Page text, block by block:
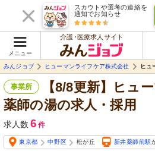
スカウトや選考の連絡を
通知でお知らせ
メニュー
介護･医療求人サイト
みんジョブ
ヒューマンライフケア株式会社 ヒュ
事業所
【8/8更新】ヒュ
薬師の湯の求人・採用
求人数 6 件
東京都 中野区 松が丘 新井薬師前駅